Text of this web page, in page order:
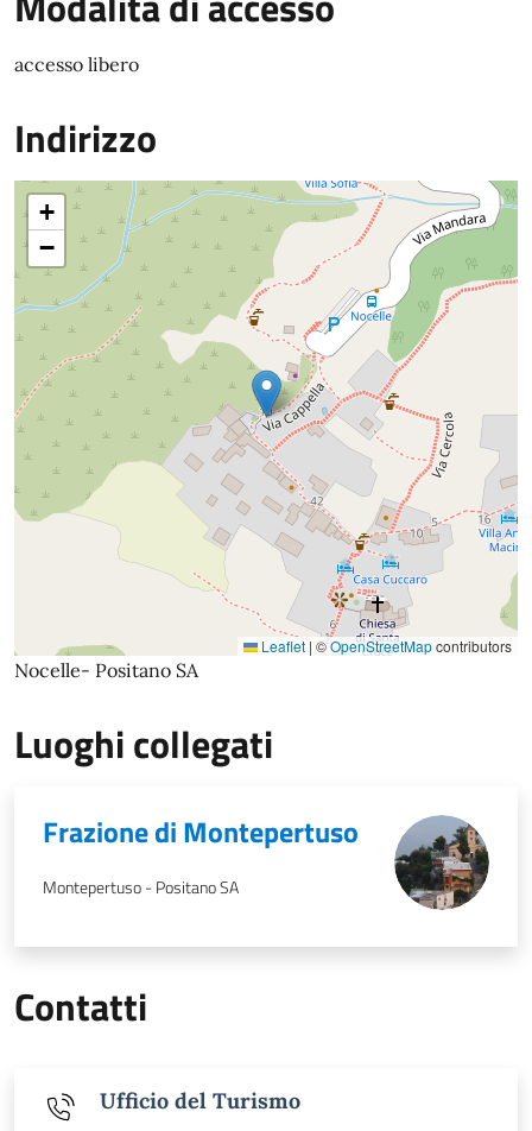
accesso libero
Indirizzo
+
−
Leaflet| ©OpenStreetMapcontributors
Nocelle- Positano SA
Luoghi collegati
Frazione di Montepertuso
Montepertuso - Positano SA
Contatti
Ufficio del Turismo